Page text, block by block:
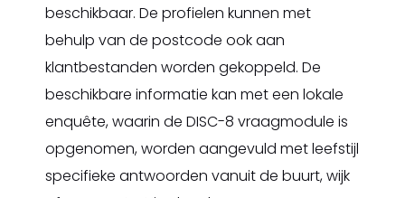
beschikbaar. De profielen kunnen met
behulp van de postcode ook aan
klantbestanden worden gekoppeld. De
beschikbare informatie kan met een lokale
enquête, waarin de DISC-8 vraagmodule is
opgenomen, worden aangevuld met leefstijl
specifieke antwoorden vanuit de buurt, wijk